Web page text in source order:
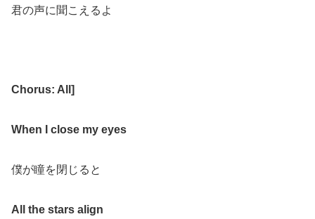
君の声に聞こえるよ
Chorus: All ]
When I close my eyes
僕が瞳を閉じると
All the stars align